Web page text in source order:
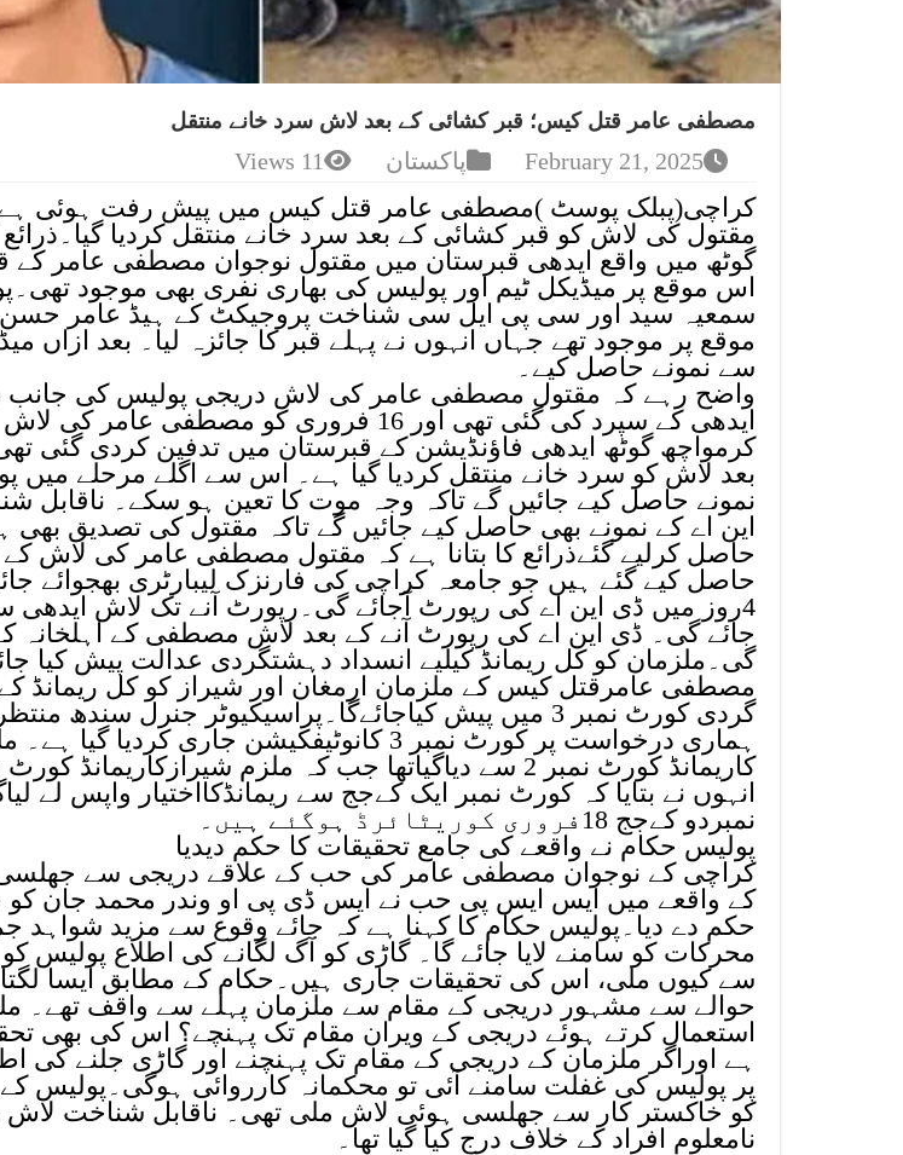
مصطفی عامر قتل کیس؛ قبر کشائی کے بعد لاش سرد خانے منتقل
February 21, 2025 پاکستان 11 Views
کراچی(پبلک پوسٹ )مصطفی عامر قتل کیس میں پیش رفت ہوئی
مقتول کی لاش کو قبر کشائی کے بعد سرد خانے منتقل کردیا
گوٹھ میں واقع ایدھی قبرستان میں مقتول نوجوان مصطفی عامر کے
اس موقع پر میڈیکل ٹیم اور پولیس کی بھاری نفری بھی موجود
سمعیہ سید اور سی پی ایل سی شناخت پروجیکٹ کے ہیڈ عامر حسن
موقع پر موجود تھے جہاں انہوں نے پہلے قبر کا جائزہ لیا۔ بعد ازاں
سے نمونے حاصل کیے۔
ایدھی کے سپرد کی گئی تھی اور 16 فروری کو مصطفی
کرمواچھ گوٹھ ایدھی فاؤنڈیشن کے قبرستان میں تدفین کردی گئی
بعد لاش کو سرد خانے منتقل کردیا گیا ہے۔ اس سے اگلے مرحلے میں
نمونے حاصل کیے جائیں گے تاکہ وجہ موت کا تعین ہو سکے۔
این اے کے نمونے بھی حاصل کیے جائیں گے تاکہ مقتول کی تصدیق بھی
4روز میں ڈی این اے کی رپورٹ آجائے گی۔رپورٹ آنے تک لاش ایدھی
جائے گی۔ ڈی این اے کی رپورٹ آنے کے بعد لاش مصطفی کے اہلخانہ
گی۔ملزمان کو کل ریمانڈ کیلیے انسداد دہشتگردی عدالت پیش کیا
مصطفی عامرقتل کیس کے ملزمان ارمغان اور شیراز کو کل ریمانڈ
گردی کورٹ نمبر 3 میں پیش کیاجائےگا۔پراسیکیوٹر جنرل سندھ
کاریمانڈ کورٹ نمبر 2 سے دیاگیاتھا جب کہ ملزم شیرازکاریمانڈ
انہوں نے بتایا کہ کورٹ نمبر ایک کےجج سے ریمانڈکااختیار واپس لے
نمبردو کےجج 18فروری کوریٹائرڈ ہوگئے ہیں۔
پولیس حکام نے واقعے کی جامع تحقیقات کا حکم دیدیا
کراچی کے نوجوان مصطفی عامر کی حب کے علاقے دریجی سے
کے واقعے میں ایس ایس پی حب نے ایس ڈی پی او وندر محمد جان کو
حکم دے دیا۔پولیس حکام کا کہنا ہے کہ جائے وقوع سے مزید شواہد
محرکات کو سامنے لایا جائے گا۔ گاڑی کو آگ لگانے کی اطلاع پولیس کو
سے کیوں ملی، اس کی تحقیقات جاری ہیں۔حکام کے مطابق ایسا
حوالے سے مشہور دریجی کے مقام سے ملزمان پہلے سے واقف تھے۔
استعمال کرتے ہوئے دریجی کے ویران مقام تک پہنچے؟ اس کی بھی
ہے اوراگر ملزمان کے دریجی کے مقام تک پہنچنے اور گاڑی جلنے کی
کو خاکستر کار سے جھلسی ہوئی لاش ملی تھی۔ ناقابل شناخت لاش
نامعلوم افراد کے خلاف درج کیا گیا تھا۔